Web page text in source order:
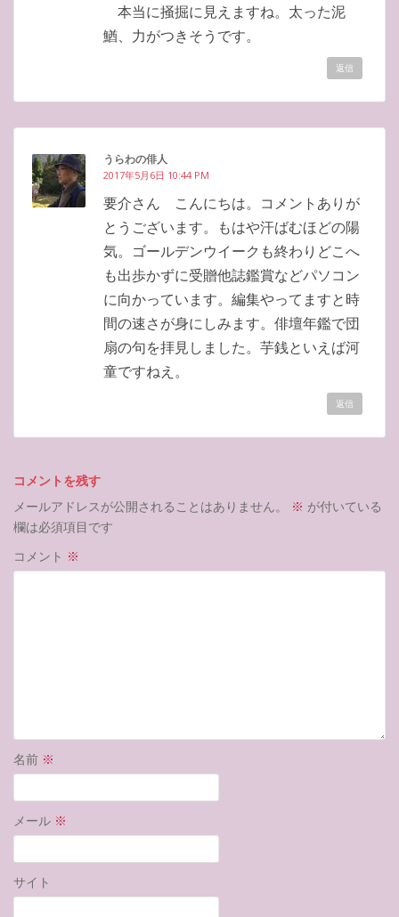
本当に掻掘に見えますね。太った泥
鰌、力がつきそうです。
返信
うらわの俳人
2017年5月6日 10:44 PM
要介さん こんにちは。コメントありが
とうございます。もはや汗ばむほどの陽
気。ゴールデンウイークも終わりどこへ
も出歩かずに受贈他誌鑑賞などパソコン
に向かっています。編集やってますと時
間の速さが身にしみます。俳壇年鑑で団
扇の句を拝見しました。芋銭といえば河
童ですねえ。
返信
コメントを残す
メールアドレスが公開されることはありません。
※ が付いている
欄は必須項目です
コメント ※
名前 ※
メール ※
サイト